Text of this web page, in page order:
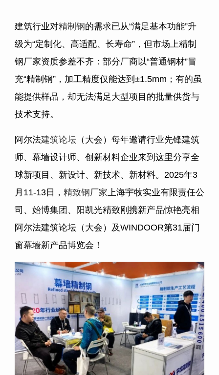
建筑行业对精制钢的需求已从“满足基本功能”升
级为“定制化、高适配、长寿命”，但市场上精制
钢厂家资质参差不齐：部分厂商以“普通钢材”冒
充“精制钢”，加工精度仅能达到±1.5mm；有的虽
能提供样品，却无法满足大型项目的批量供货与
技术支持。
阿尔法建筑论坛 （大会）每年邀请行业先锋建筑
师、幕墙设计师、创新材料企业来到这里分享全
球新项目、新设计、新技术、新材料。2025年3
月11-13日， 精致钢厂家上海宇牧实业有限责任公
司、始博集团、阳凯光精致刚携新产品惊艳亮相
阿尔法建筑论坛（大会）及WINDOOR第31届门
窗幕墙新产品博览会！